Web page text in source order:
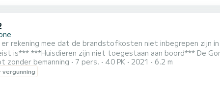
mee dat de brandstofkosten niet inbegrepen zijn in de prijs*** ***Houd er rekening mee
Gommone 2Bar 62, 6,2 meter lang en 2,5 meter breed, is
zowel beginners als ervaren zeilers die de zee kennen.
vrijheid door te brengen. De boot, met uitstekende
zonder bemanning 7 pers. 40 PK 2021 6.2 m
vergunning